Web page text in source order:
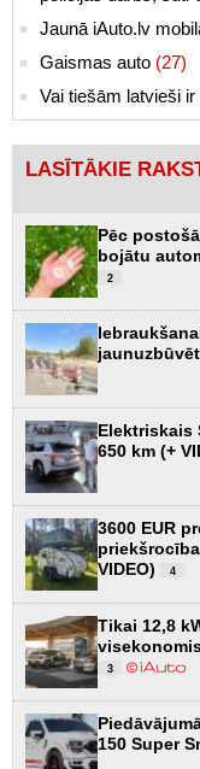
Jaunā iAuto.lv
Gaismas auto (27)
Vai tiešām latvieši
LASĪTĀKIE
Pēc
bojātu
2
Elektriskais
650 km (+
3600 EUR
VIDEO)
4
Tikai 12,8
3
150 Super